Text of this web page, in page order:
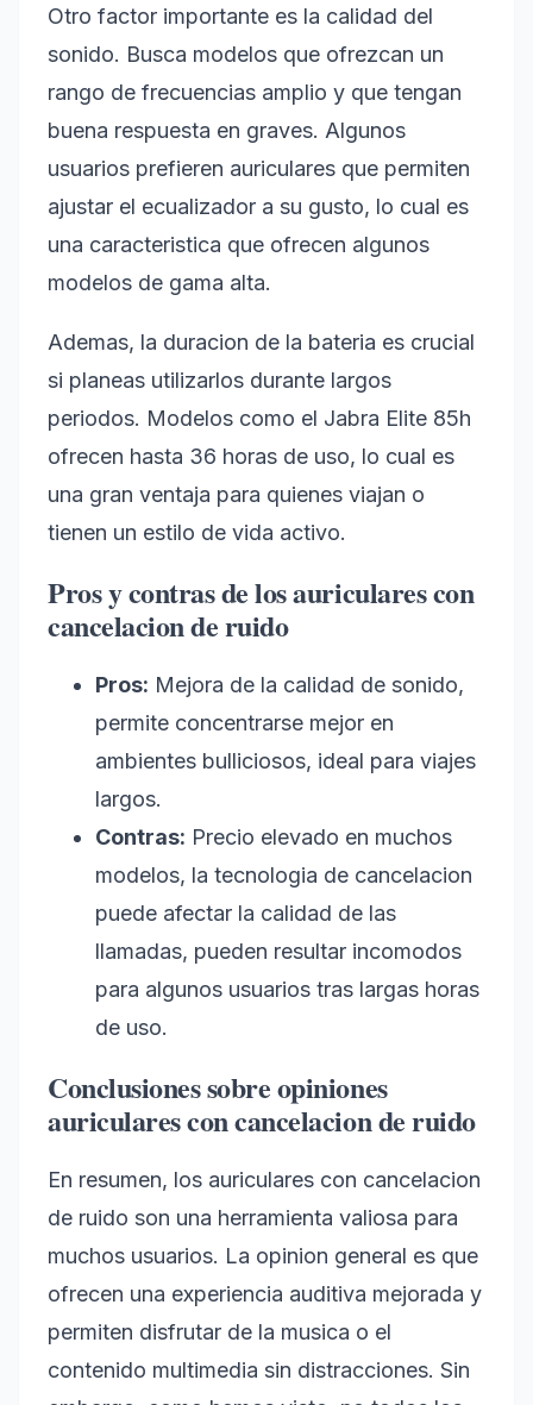
Otro factor importante es la calidad del
sonido. Busca modelos que ofrezcan un
rango de frecuencias amplio y que tengan
buena respuesta en graves. Algunos
usuarios prefieren auriculares que permiten
ajustar el ecualizador a su gusto, lo cual es
una caracteristica que ofrecen algunos
modelos de gama alta.
Ademas, la duracion de la bateria es crucial
si planeas utilizarlos durante largos
periodos. Modelos como el Jabra Elite 85h
ofrecen hasta 36 horas de uso, lo cual es
una gran ventaja para quienes viajan o
tienen un estilo de vida activo.
Pros y contras de los auriculares con
cancelacion de ruido
Pros: Mejora de la calidad de sonido,
permite concentrarse mejor en
ambientes bulliciosos, ideal para viajes
largos.
Contras: Precio elevado en muchos
modelos, la tecnologia de cancelacion
puede afectar la calidad de las
llamadas, pueden resultar incomodos
para algunos usuarios tras largas horas
de uso.
Conclusiones sobre opiniones
auriculares con cancelacion de ruido
En resumen, los auriculares con cancelacion
de ruido son una herramienta valiosa para
muchos usuarios. La opinion general es que
ofrecen una experiencia auditiva mejorada y
permiten disfrutar de la musica o el
contenido multimedia sin distracciones. Sin